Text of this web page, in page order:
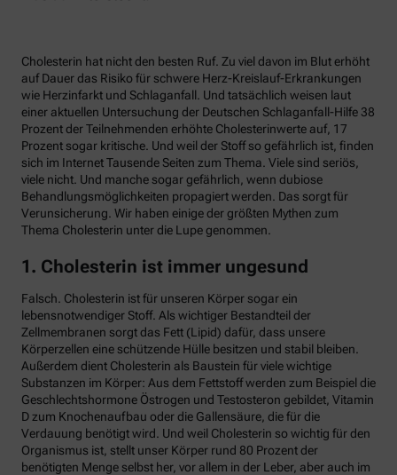
Cholesterin hat nicht den besten Ruf. Zu viel davon im Blut erhöht
auf Dauer das Risiko für schwere Herz-Kreislauf-Erkrankungen
wie Herzinfarkt und Schlaganfall. Und tatsächlich weisen laut
einer aktuellen Untersuchung der Deutschen Schlaganfall-Hilfe 38
Prozent der Teilnehmenden erhöhte Cholesterinwerte auf, 17
Prozent sogar kritische. Und weil der Stoff so gefährlich ist, finden
sich im Internet Tausende Seiten zum Thema. Viele sind seriös,
viele nicht. Und manche sogar gefährlich, wenn dubiose
Behandlungsmöglichkeiten propagiert werden. Das sorgt für
Verunsicherung. Wir haben einige der größten Mythen zum
Thema Cholesterin unter die Lupe genommen.
1. Cholesterin ist immer ungesund
Falsch. Cholesterin ist für unseren Körper sogar ein
lebensnotwendiger Stoff. Als wichtiger Bestandteil der
Zellmembranen sorgt das Fett (Lipid) dafür, dass unsere
Körperzellen eine schützende Hülle besitzen und stabil bleiben.
Außerdem dient Cholesterin als Baustein für viele wichtige
Substanzen im Körper: Aus dem Fettstoff werden zum Beispiel die
Geschlechtshormone Östrogen und Testosteron gebildet, Vitamin
D zum Knochenaufbau oder die Gallensäure, die für die
Verdauung benötigt wird. Und weil Cholesterin so wichtig für den
Organismus ist, stellt unser Körper rund 80 Prozent der
benötigten Menge selbst her, vor allem in der Leber, aber auch im